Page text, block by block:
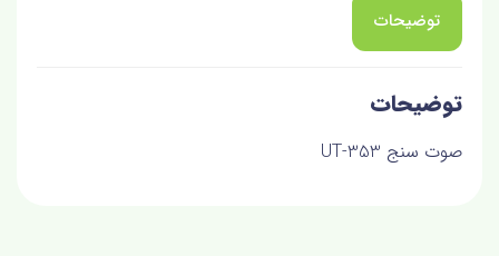
توضیحات
توضیحات
صوت سنج UT-353